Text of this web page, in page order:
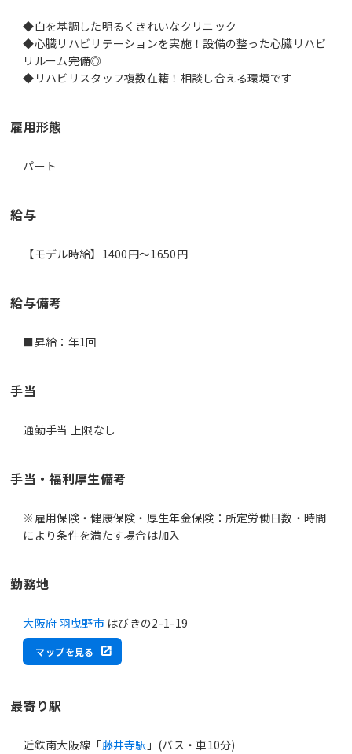
◆白を基調した明るくきれいなクリニック
◆心臓リハビリテーションを実施！設備の整った心臓リハビ
リルーム完備◎
雇用形態
パート
給与
【モデル時給】1400円〜1650円
給与備考
■昇給：年1回
手当
通勤手当 上限なし
手当・福利厚生備考
※雇用保険・健康保険・厚生年金保険：所定労働日数・時間
により条件を満たす場合は加入
勤務地
大阪府 羽曳野市 はびきの2-1-19
マップを見る
最寄り駅
近鉄南大阪線「藤井寺駅 」(バス・車10分)